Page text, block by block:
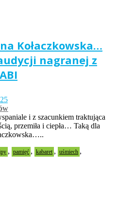
Kołaczkowska…
nagranej z
i z szacunkiem traktująca
przemiła i ciepła… Taką dla
, pamięć , kabaret , uśmiech ,